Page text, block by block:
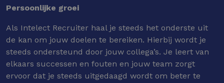
Persoonlijke groei
Als Intelect Recruiter haal je steeds het onderste uit
de kan om jouw doelen te bereiken. Hierbij wordt je
steeds ondersteund door jouw collega’s. Je leert van
elkaars successen en fouten en jouw team zorgt
ervoor dat je steeds uitgedaagd wordt om beter te